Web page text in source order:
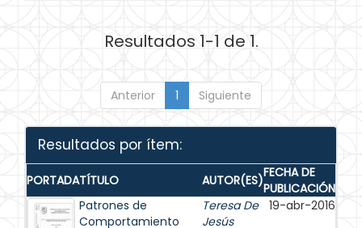
Resultados 1-1 de 1.
Anterior 1 Siguiente
Resultados por ítem:
PORTADATÍTULO AUTOR(ES)FECHA DE
PUBLICACIÓN
Patrones de
Comportamiento
Teresa De
Jesús
19-abr-2016